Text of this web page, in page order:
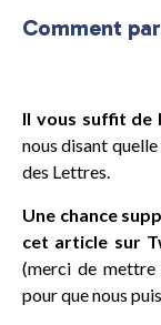
Comment
Il vous suffit de
nous disant
des Lettres.
Une chance
cet article sur
(merci de mettre
pour que nous